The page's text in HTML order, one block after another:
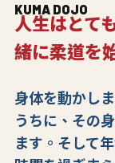
KUMA DOJO
人生はとて
緒に柔道を
身体を動かし
うちに、その
ます。そして